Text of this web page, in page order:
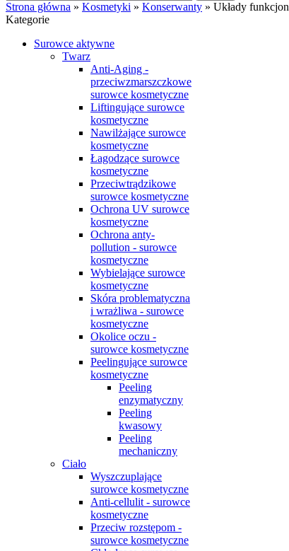
Strona główna » Kosmetyki » Konserwanty » Układy
Kategorie
Surowce aktywne
Twarz
Anti-Aging -
przeciwzmarszczkowe
surowce kosmetyczne
Liftingujące surowce
kosmetyczne
Nawilżające surowce
kosmetyczne
Łagodzące surowce
kosmetyczne
Przeciwtrądzikowe
surowce kosmetyczne
Ochrona UV surowce
kosmetyczne
Ochrona anty-
pollution - surowce
kosmetyczne
Wybielające surowce
kosmetyczne
Skóra problematyczna
i wrażliwa - surowce
kosmetyczne
Okolice oczu -
surowce kosmetyczne
Peelingujące surowce
kosmetyczne
Peeling
enzymatyczny
Peeling
kwasowy
Peeling
mechaniczny
Ciało
Wyszczuplające
surowce kosmetyczne
Anti-cellulit - surowce
kosmetyczne
Przeciw rozstępom -
surowce kosmetyczne